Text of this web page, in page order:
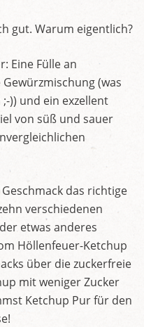
gut. Warum eigentlich?
Eine Fülle an
(was
)) und ein exzellent
von süß und sauer
das richtige
verschiedenen
etwas anderes
Höllenfeuer-Ketchup
über die zuckerfreie
mit weniger Zucker
Ketchup Pur für den